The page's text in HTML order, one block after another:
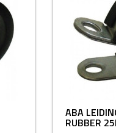
ABA
RUBBER